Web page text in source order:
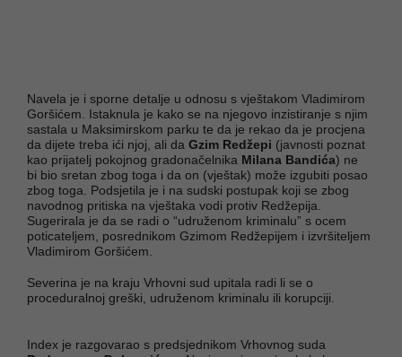
Navela je i sporne detalje u odnosu s vještakom Vladimirom
Goršićem. Istaknula je kako se na njegovo inzistiranje s njim
sastala u Maksimirskom parku te da je rekao da je procjena
da dijete treba ići njoj, ali da Gzim Redžepi (javnosti poznat
kao prijatelj pokojnog gradonačelnika Milana Bandića) ne
bi bio sretan zbog toga i da on (vještak) može izgubiti posao
zbog toga. Podsjetila je i na sudski postupak koji se zbog
navodnog pritiska na vještaka vodi protiv Redžepija.
Sugerirala je da se radi o “udruženom kriminalu” s ocem
poticateljem, posrednikom Gzimom Redžepijem i izvršiteljem
Vladimirom Goršićem.
Severina je na kraju Vrhovni sud upitala radi li se o
proceduralnoj greški, udruženom kriminalu ili korupciji.
Index je razgovarao s predsjednikom Vrhovnog suda